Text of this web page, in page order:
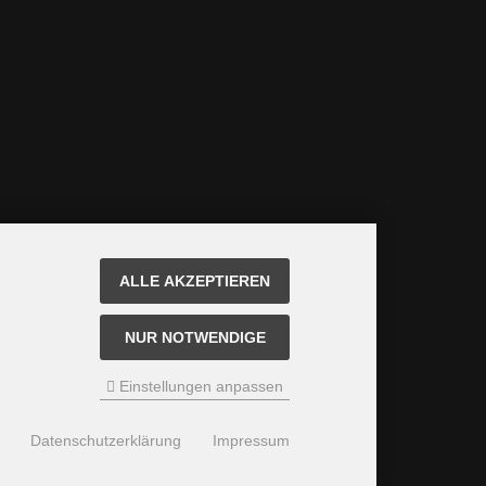
ALLE AKZEPTIEREN
NUR NOTWENDIGE
Einstellungen anpassen
Datenschutzerklärung Impressum